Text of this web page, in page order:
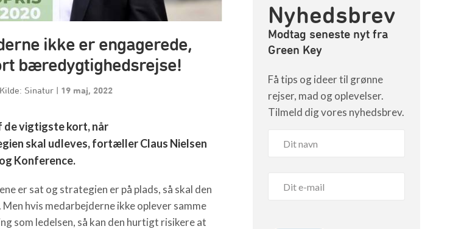
ikke er engagerede,
bæredygtighedsrejse!
Sinatur | 19 maj, 2022
de vigtigste kort, når
skal udleves, fortæller Claus Nielsen
Konference.
er sat og strategien er på plads, så skal den
hvis medarbejderne ikke oplever samme
som ledelsen, så kan den hurtigt risikere at
Nyhedsbrev
Modtag seneste nyt fra
Green Key
Få tips og ideer til grønne
rejser, mad og oplevelser.
Tilmeld dig vores nyhedsbrev.